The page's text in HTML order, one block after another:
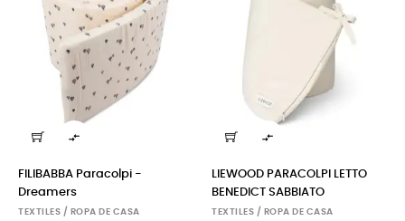

FILIBABBA Paracolpi -
Dreamers
TEXTILES / ROPA DE CASA

LIEWOOD PARACOLPI LETTO
BENEDICT SABBIATO
TEXTILES / ROPA DE CASA